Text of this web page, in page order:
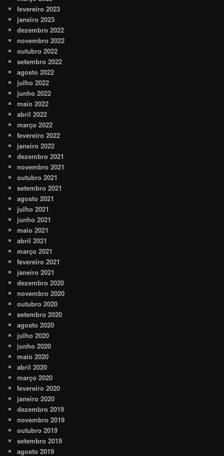
fevereiro 2023
janeiro 2023
dezembro 2022
novembro 2022
outubro 2022
setembro 2022
agosto 2022
julho 2022
junho 2022
maio 2022
abril 2022
março 2022
fevereiro 2022
janeiro 2022
dezembro 2021
novembro 2021
outubro 2021
setembro 2021
agosto 2021
julho 2021
junho 2021
maio 2021
abril 2021
março 2021
fevereiro 2021
janeiro 2021
dezembro 2020
novembro 2020
outubro 2020
setembro 2020
agosto 2020
julho 2020
junho 2020
maio 2020
abril 2020
março 2020
fevereiro 2020
janeiro 2020
dezembro 2019
novembro 2019
outubro 2019
setembro 2019
agosto 2019